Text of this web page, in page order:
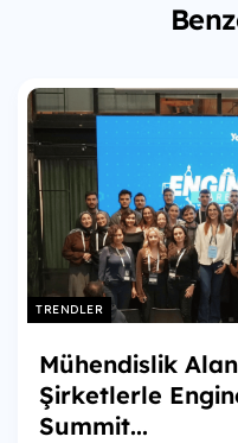
TRENDLER
Mühendislik
Şirketlerle
Summit...